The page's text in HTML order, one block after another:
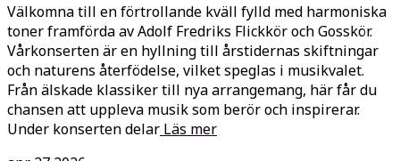
Välkomna till en förtrollande kväll fylld med harmoniska
toner framförda av Adolf Fredriks Flickkör och Gosskör.
Vårkonserten är en hyllning till årstidernas skiftningar
och naturens återfödelse, vilket speglas i musikvalet.
Från älskade klassiker till nya arrangemang, här får du
chansen att uppleva musik som berör och inspirerar.
Under konserten delar Läs mer